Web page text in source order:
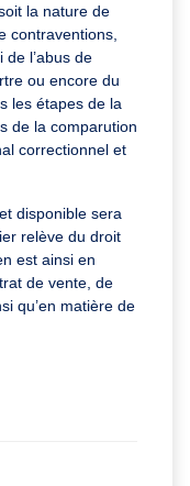
la nature de
contraventions,
l’abus de
ou encore du
les étapes de la
de la comparution
correctionnel et
disponible sera
relève du droit
est ainsi en
de vente, de
qu’en matière de